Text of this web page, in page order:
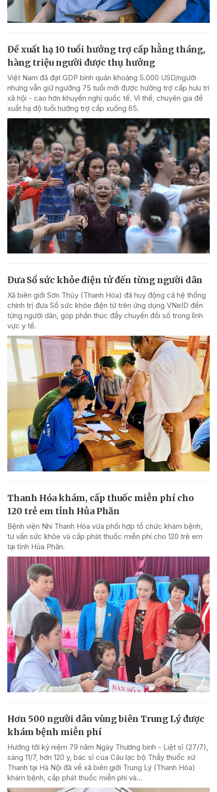
Đề xuất hạ 10 tuổi hưởng trợ cấp hằng tháng,
hàng triệu người được thụ hưởng
Việt Nam đã đạt GDP bình quân khoảng 5.000 USD/người
nhưng vẫn giữ ngưỡng 75 tuổi mới được hưởng trợ cấp hưu trí
xã hội - cao hơn khuyến nghị quốc tế. Vì thế, chuyên gia đề
xuất hạ độ tuổi hưởng trợ cấp xuống 65.
Đưa Sổ sức khỏe điện tử đến từng người dân
Xã biên giới Sơn Thủy (Thanh Hóa) đã huy động cả hệ thống
chính trị đưa Sổ sức khỏe điện tử trên ứng dụng VNeID đến
từng người dân, góp phần thúc đẩy chuyển đổi số trong lĩnh
vực y tế.
Thanh Hóa khám, cấp thuốc miễn phí cho
120 trẻ em tỉnh Hủa Phăn
Bệnh viện Nhi Thanh Hóa vừa phối hợp tổ chức khám bệnh,
tư vấn sức khỏe và cấp phát thuốc miễn phí cho 120 trẻ em
tại tỉnh Hủa Phăn.
Hơn 500 người dân vùng biên Trung Lý được
khám bệnh miễn phí
Hướng tới kỷ niệm 79 năm Ngày Thương binh - Liệt sĩ (27/7),
sáng 11/7, hơn 120 y, bác sĩ của Câu lạc bộ Thầy thuốc xứ
Thanh tại Hà Nội đã về xã biên giới Trung Lý (Thanh Hóa)
khám bệnh, cấp phát thuốc miễn phí và...